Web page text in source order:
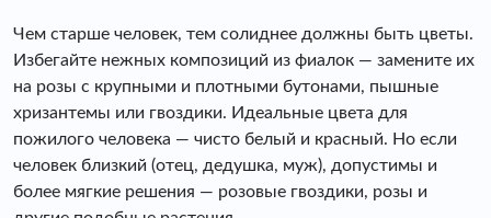
Чем старше человек, тем солиднее должны быть цветы.
Избегайте нежных композиций из фиалок — замените их
на розы с крупными и плотными бутонами, пышные
хризантемы или гвоздики. Идеальные цвета для
пожилого человека — чисто белый и красный. Но если
человек близкий (отец, дедушка, муж), допустимы и
более мягкие решения — розовые гвоздики, розы и